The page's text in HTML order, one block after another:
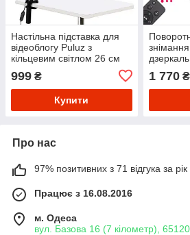
Настільна підставка для
відеоблогу Puluz з
кільцевим світлом 26 см
999 ₴
Купити
1 770₴
Про нас
97% позитивних з 71 відгука за рік
Працює з 16.08.2016
м. Одеса
вул. Базова 16 (7 кілометр),